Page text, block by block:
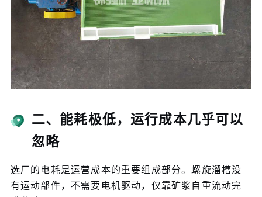
二、能耗极低，运行成本几乎可以
忽略
选厂的电耗是运营成本的重要组成部分。螺旋溜槽没
有运动部件，不需要电机驱动，仅靠矿浆自重流动完